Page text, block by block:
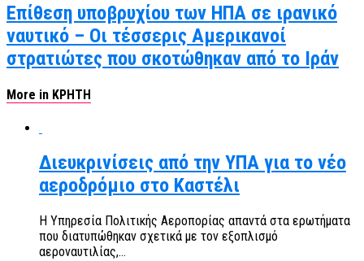
Επίθεση υποβρυχίου των ΗΠΑ σε ιρανικό
ναυτικό – Οι τέσσερις Αμερικανοί
στρατιώτες που σκοτώθηκαν από το Ιράν
More in ΚΡΗΤΗ
Διευκρινίσεις από την ΥΠΑ για το νέο
αεροδρόμιο στο Καστέλι
Η Υπηρεσία Πολιτικής Αεροπορίας απαντά στα ερωτήματα
που διατυπώθηκαν σχετικά με τον εξοπλισμό
αεροναυτιλίας,...